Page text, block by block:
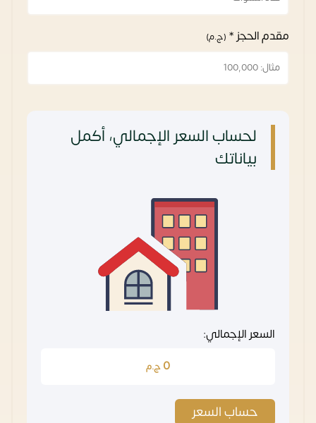
مقدم الحجز * (ج.م)
لحساب السعر الإجمالي، أكمل
بياناتك
السعر الإجمالي:
0 ج.م
حساب السعر